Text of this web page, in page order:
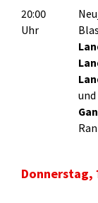
20:00
Uhr
und
Donnerstag,